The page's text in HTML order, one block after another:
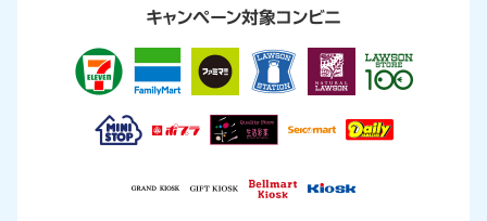
キャンペーン対象コンビニ